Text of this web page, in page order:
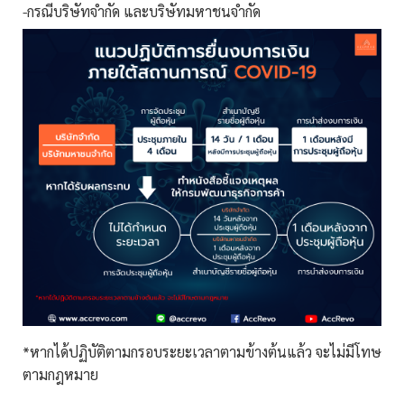
-กรณีบริษัทจำกัด และบริษัทมหาชนจำกัด
*หากได้ปฏิบัติตามกรอบระยะเวลาตามข้างต้นแล้ว จะไม่มีโทษ
ตามกฎหมาย